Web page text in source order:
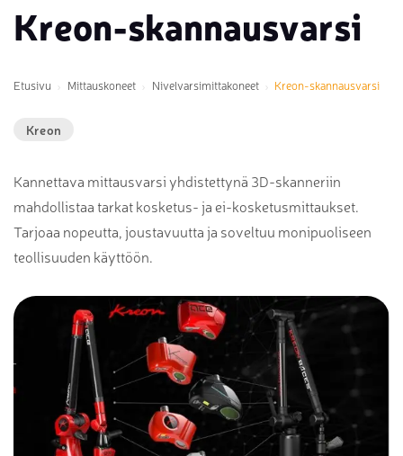
Kreon-skannausvarsi
Etusivu Mittauskoneet Nivelvarsimittakoneet Kreon-skannausvarsi
Kreon
Kannettava mittausvarsi yhdistettynä 3D-skanneriin
mahdollistaa tarkat kosketus- ja ei-kosketusmittaukset.
Tarjoaa nopeutta, joustavuutta ja soveltuu monipuoliseen
teollisuuden käyttöön.